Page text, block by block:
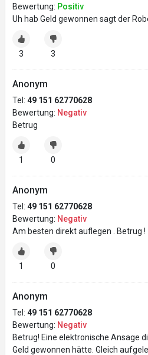
Bewertung: Positiv
Uh hab Geld gewonnen sagt der
3 3
Anonym
Tel: 49 151 62770628
Bewertung: Negativ
Betrug
1 0
Anonym
Tel: 49 151 62770628
Bewertung: Negativ
Am besten direkt auflegen . Betrug !
1 0
Anonym
Tel: 49 151 62770628
Bewertung: Negativ
Betrug! Eine elektronische Ansage
Geld gewonnen hätte. Gleich